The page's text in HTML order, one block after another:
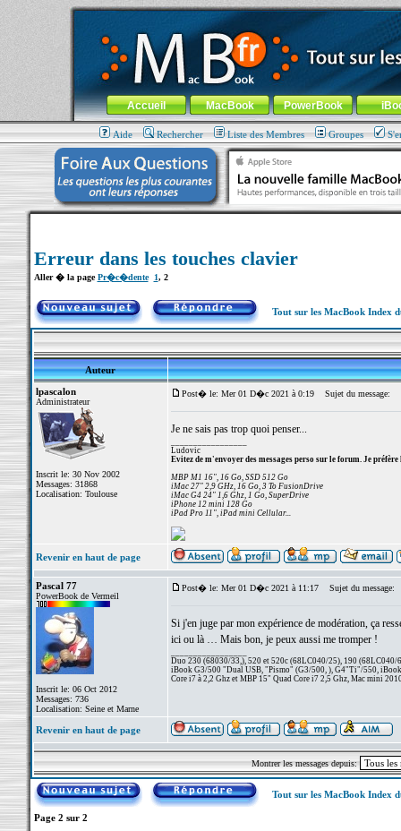
MacBook-fr.com : 100% Apple... 100% nomade !
Aller au contenu-Aller au menu général-Aller au menu de
Menu général
Accueil MacBook PowerBook
Aide Rechercher Liste des Membres Groupes
Erreur dans les touches clavier
Aller � la pagePr�c�dente 1, 2
Tout sur les MacBook Index
Auteur
lpascalon
Administrateur
Inscrit le: 30 Nov 2002
Messages: 31868
Localisation: Toulouse
Post� le: Mer 01 D�c 2021 à 0:19 Sujet du message:
Je ne sais pas trop quoi penser...
Ludovic
Evitez de m'envoyer des messages perso sur le forum. Je préfère
MBP M1 16", 16 Go, SSD 512 Go
iMac 27" 2,9 GHz, 16 Go, 3 To FusionDrive
iMac G4 24" 1,6 Ghz, 1 Go, SuperDrive
iPhone 12 mini 128 Go
iPad Pro 11", iPad mini Cellular...
Revenir en haut de page
Pascal 77
PowerBook de Vermeil
Inscrit le: 06 Oct 2012
Messages: 736
Localisation: Seine et Marne
Post� le: Mer 01 D�c 2021 à 11:17 Sujet du message:
Si j'en juge par mon expérience de modération, ça
ici ou là … Mais bon, je peux aussi me tromper !
Duo 230 (68030/33,), 520 et 520c (68LC040/25), 190 (68LC040/
iBook G3/500 "Dual USB, "Pismo" (G3/500, ), G4"Ti"/550,
Core i7 à 2,2 Ghz et MBP 15" Quad Core i7 2,5 Ghz, Mac mini
Revenir en haut de page
Montrer les messages depuis:
Tout sur les MacBook Index
Page 2 sur 2